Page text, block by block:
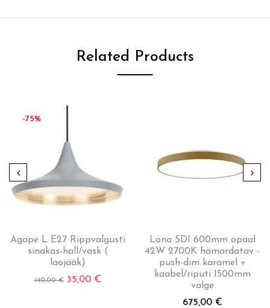
Related Products
-75%
Agape L E27 Rippvalgusti
sinakas-hall/vask (
laojääk)
140,00€ 35,00 €
Lona SDI 600mm opaal
42W 2700K hämardatav -
push-dim karamel +
kaabel/riputi 1500mm
valge
675,00 €